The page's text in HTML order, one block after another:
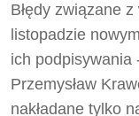
Błędy związane
listopadzie
ich podpisywania
Przemysław
nakładane tylko